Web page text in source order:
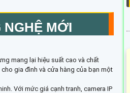
NGHỆ MỚI
mang lại hiệu suất cao và chất
gia đình và cửa hàng của bạn một
Với mức giá cạnh tranh, camera IP